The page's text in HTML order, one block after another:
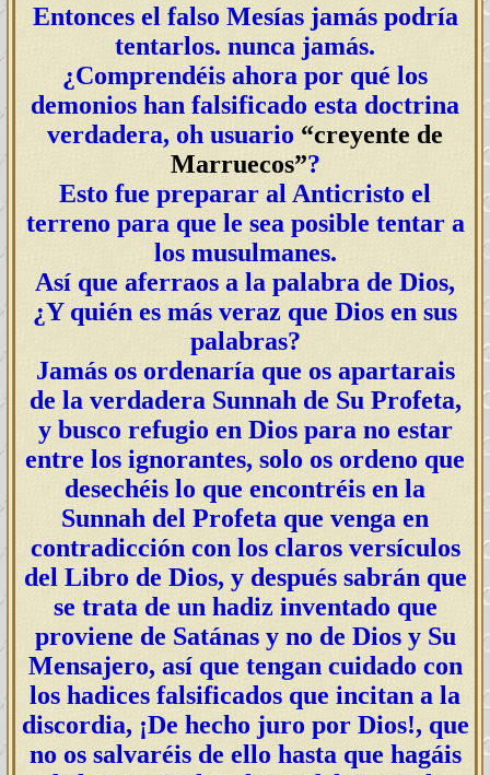
Entonces el falso Mesías jamás podría
tentarlos. nunca jamás.
¿Comprendéis ahora por qué los
demonios han falsificado esta doctrina
verdadera, oh usuario “creyente de
Marruecos”?
Esto fue preparar al Anticristo el
terreno para que le sea posible tentar a
los musulmanes.
Así que aferraos a la palabra de Dios,
¿Y quién es más veraz que Dios en sus
palabras?
Jamás os ordenaría que os apartarais
de la verdadera Sunnah de Su Profeta,
y busco refugio en Dios para no estar
entre los ignorantes, solo os ordeno que
desechéis lo que encontréis en la
Sunnah del Profeta que venga en
contradicción con los claros versículos
del Libro de Dios, y después sabrán que
se trata de un hadiz inventado que
proviene de Satánas y no de Dios y Su
Mensajero, así que tengan cuidado con
los hadices falsificados que incitan a la
discordia, ¡De hecho juro por Dios!, que
no os salvaréis de ello hasta que hagáis